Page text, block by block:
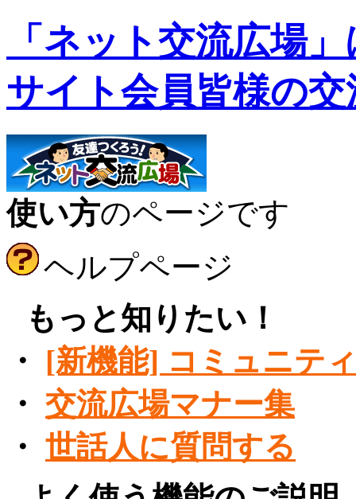
「ネット交流広場
サイト会員皆様の
使い方のページです
ヘルプページ
もっと知りたい！
・
[新機能] コミュニテ
・ 交流広場マナー集
・ 世話人に質問する